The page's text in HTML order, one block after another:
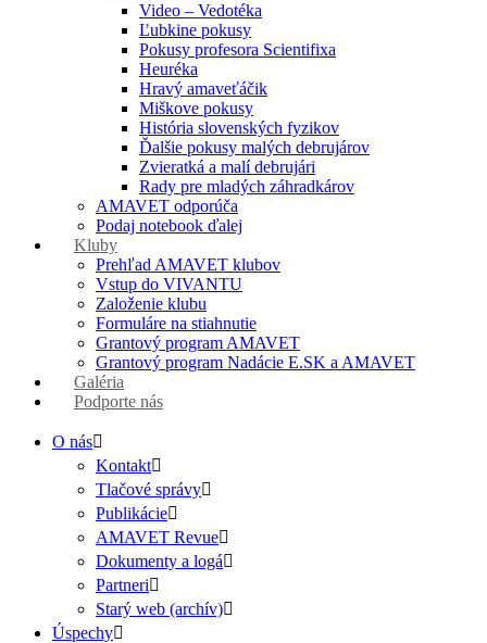
Video – Vedotéka
Ľubkine pokusy
Pokusy profesora Scientifixa
Heuréka
Hravý amaveťáčik
Miškove pokusy
História slovenských fyzikov
Ďalšie pokusy malých debrujárov
Zvieratká a malí debrujári
Rady pre mladých záhradkárov
AMAVET odporúča
Podaj notebook ďalej
Kluby
Prehľad AMAVET klubov
Vstup do VIVANTU
Založenie klubu
Formuláre na stiahnutie
Grantový program AMAVET
Grantový program Nadácie E.SK a AMAVET
Galéria
Podporte nás
O nás
Kontakt
Tlačové správy
Publikácie
AMAVET Revue
Dokumenty a logá
Partneri
Starý web (archív)
Úspechy